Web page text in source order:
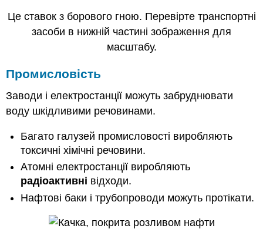
Це ставок з борового гною. Перевірте транспортні
засоби в нижній частині зображення для
масштабу.
Промисловість
Заводи і електростанції можуть забруднювати
воду шкідливими речовинами.
Багато галузей промисловості виробляють
токсичні хімічні речовини.
Атомні електростанції виробляють
радіоактивні відходи.
Нафтові баки і трубопроводи можуть протікати.